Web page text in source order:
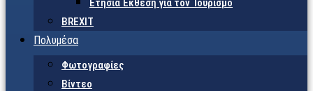
Ετήσια Έκθεση για τον Τουρισμό
BREXIT
Πολυμέσα
Φωτογραφίες
Βίντεο